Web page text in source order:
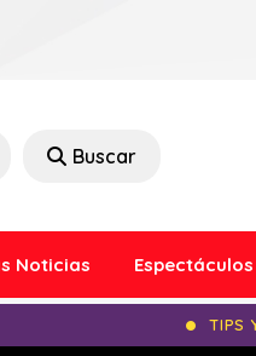
Buscar
Noticias Espectáculos
TIPS